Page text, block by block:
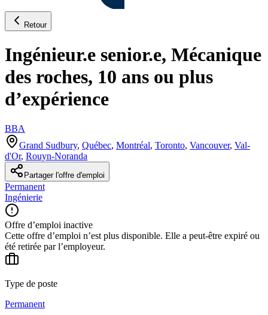
Retour
Ingénieur.e senior.e, Mécanique
des roches, 10 ans ou plus
d’expérience
BBA
Grand Sudbury, Québec, Montréal, Toronto, Vancouver, Val-
d'Or, Rouyn-Noranda
Partager l'offre d'emploi
Permanent
Ingénierie
Offre d’emploi inactive
Cette offre d’emploi n’est plus disponible. Elle a peut-être expiré ou
été retirée par l’employeur.
Type de poste
Permanent